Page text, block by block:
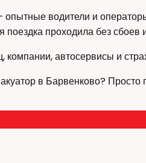
водители и
поездка проходила без
автосервисы и
в Барвенково?